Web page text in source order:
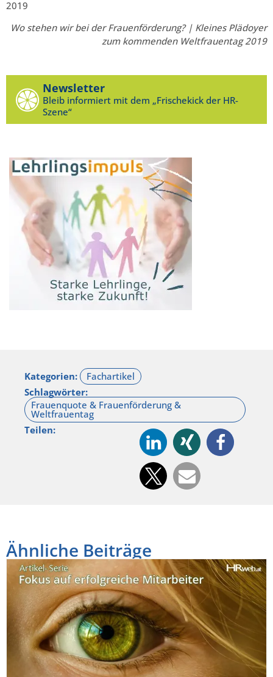
2019
Wo stehen wir bei der Frauenförderung? | Kleines Plädoyer
zum kommenden Weltfrauentag 2019
Newsletter
Bleib informiert mit dem „Frischekick der HR-
Szene“
Kategorien:
Schlagwörter:
Teilen:
Ähnliche Beiträge